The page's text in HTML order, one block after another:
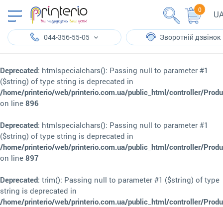
Deprecated: htmlspecialchars(): Passing null to parameter #1
($string) of type string is deprecated in
/home/printerio/web/printerio.com.ua/public_html/controller/
on line 896
Deprecated: htmlspecialchars(): Passing null to parameter #1
($string) of type string is deprecated in
/home/printerio/web/printerio.com.ua/public_html/controller/
on line 897
Deprecated: trim(): Passing null to parameter #1 ($string) of type
string is deprecated in
/home/printerio/web/printerio.com.ua/public_html/controller/
0
044-356-55-05 Зворотній дзвінок